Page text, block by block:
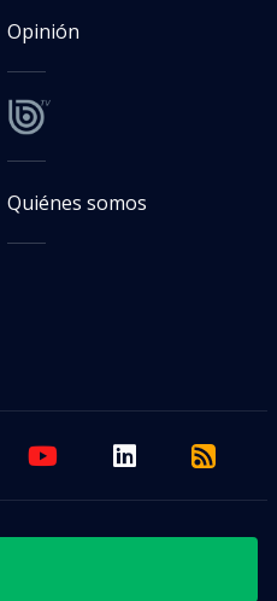
Opinión
Quiénes somos